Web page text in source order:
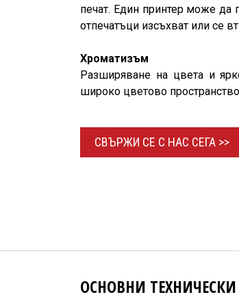
печат. Един принтер може да
отпечатъци изсъхват или се
Хроматизъм
Разширяване на цвета и
широко цветово
СВЪРЖИ СЕ С НАС СЕГА >>​​​​
ОСНОВНИ